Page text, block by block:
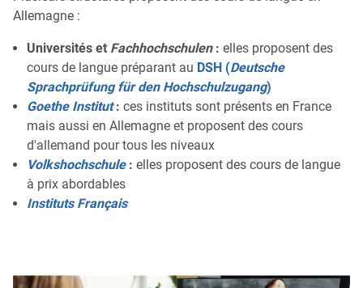
Allemagne :
Universités et Fachhochschulen : elles proposent des
cours de langue préparant au DSH (Deutsche
Sprachprüfung für den Hochschulzugang)
Goethe Institut : ces instituts sont présents en France
mais aussi en Allemagne et proposent des cours
d'allemand pour tous les niveaux
Volkshochschule : elles proposent des cours de langue
à prix abordables
Instituts Français